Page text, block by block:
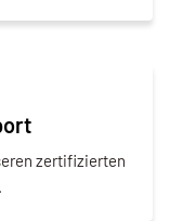
zertifizierten